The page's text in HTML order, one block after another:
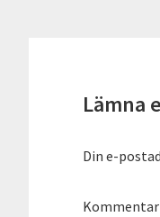
Lämna
Din e-
Kommentar